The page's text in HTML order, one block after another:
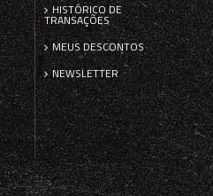
HISTÓRICO DE
TRANSAÇÕES
MEUS DESCONTOS
NEWSLETTER